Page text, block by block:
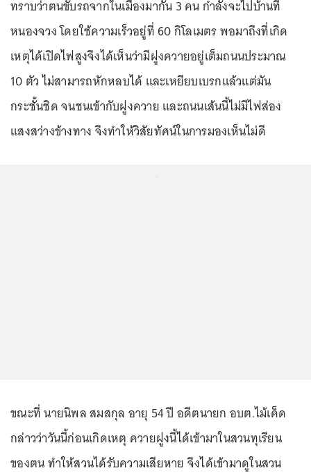
ทราบว่าตนขับรถจากในเมืองมากัน 3 คน กำลังจะไปบ้านที่
หนองจวง โดยใช้ความเร็วอยู่ที่ 60 กิโลเมตร พอมาถึงที่เกิด
เหตุได้เปิดไฟสูงจึงได้เห็นว่ามีฝูงควายอยู่เต็มถนนประมาณ
10 ตัว ไม่สามารถหักหลบได้ และเหยียบเบรกแล้วแต่มัน
กระชั้นชิด จนชนเข้ากับฝูงควาย และถนนเส้นนี้ไม่มีไฟส่อง
แสงสว่างข้างทาง จึงทำให้วิสัยทัศน์ในการมองเห็นไม่ดี
ขณะที่ นายนิพล สมสกุล อายุ 54 ปี อดีตนายก อบต.ไม้เค็ด
กล่าวว่าวันนี้ก่อนเกิดเหตุ ควายฝูงนี้ได้เข้ามาในสวนทุเรียน
ของตน ทำให้สวนได้รับความเสียหาย จึงได้เข้ามาดูในสวน